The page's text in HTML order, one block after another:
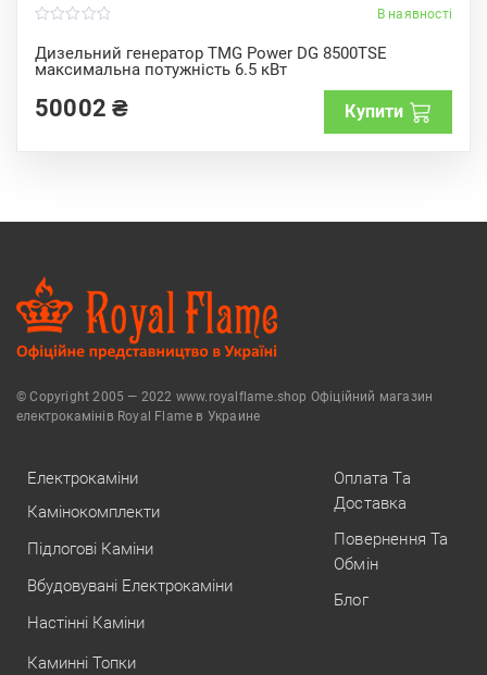
В наявності
Дизельний генератор TMG Power DG 8500TSE
максимальна потужність 6.5 кВт
o
u
t
f
5
50002₴ Купити
© Copyright 2005 — 2022 www.royalflame.shop Офіційний магазин
електрокамінів Royal Flame в Украине
Електрокаміни
Камінокомплекти
Підлогові Каміни
Вбудовувані Електрокаміни
Настінні Каміни
Каминні Топки
Оплата Та
Доставка
Повернення Та
Обмін
Блог